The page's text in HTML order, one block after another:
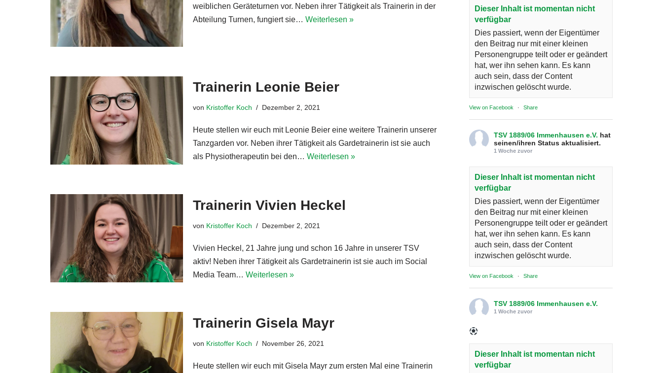
weiblichen Geräteturnen vor. Neben ihrer Tätigkeit als Trainerin in der
Abteilung Turnen, fungiert sie…Weiterlesen »
Trainerin Leonie Beier
von Kristoffer Koch Dezember 2, 2021
Heute stellen wir euch mit Leonie Beier eine weitere Trainerin unserer
Tanzgarden vor. Neben ihrer Tätigkeit als Gardetrainerin ist sie auch
als Physiotherapeutin bei den…Weiterlesen »
Trainerin Vivien Heckel
von Kristoffer Koch Dezember 2, 2021
Vivien Heckel, 21 Jahre jung und schon 16 Jahre in unserer TSV
aktiv! Neben ihrer Tätigkeit als Gardetrainerin ist sie auch im Social
Media Team…Weiterlesen »
Trainerin Gisela Mayr
von Kristoffer Koch November 26, 2021
Heute stellen wir euch mit Gisela Mayr zum ersten Mal eine Trainerin
Dieser Inhalt ist momentan nicht
verfügbar
Dies passiert, wenn der Eigentümer
den Beitrag nur mit einer kleinen
Personengruppe teilt oder er geändert
hat, wer ihn sehen kann. Es kann
auch sein, dass der Content
inzwischen gelöscht wurde.
View on Facebook · Share
TSV 1889/06 Immenhausen e.V. hat
seinen/ihren Status aktualisiert.
1 Woche zuvor
Dieser Inhalt ist momentan nicht
verfügbar
Dies passiert, wenn der Eigentümer
den Beitrag nur mit einer kleinen
Personengruppe teilt oder er geändert
hat, wer ihn sehen kann. Es kann
auch sein, dass der Content
inzwischen gelöscht wurde.
View on Facebook · Share
TSV 1889/06 Immenhausen e.V.
1 Woche zuvor
Dieser Inhalt ist momentan nicht
verfügbar